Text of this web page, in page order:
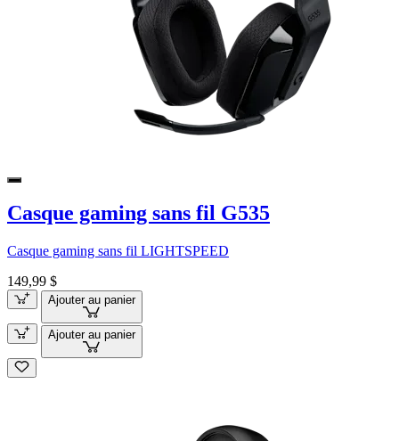
Casque gaming sans fil G535
Casque gaming sans fil LIGHTSPEED
149,99 $
Ajouter au panier
Ajouter au panier